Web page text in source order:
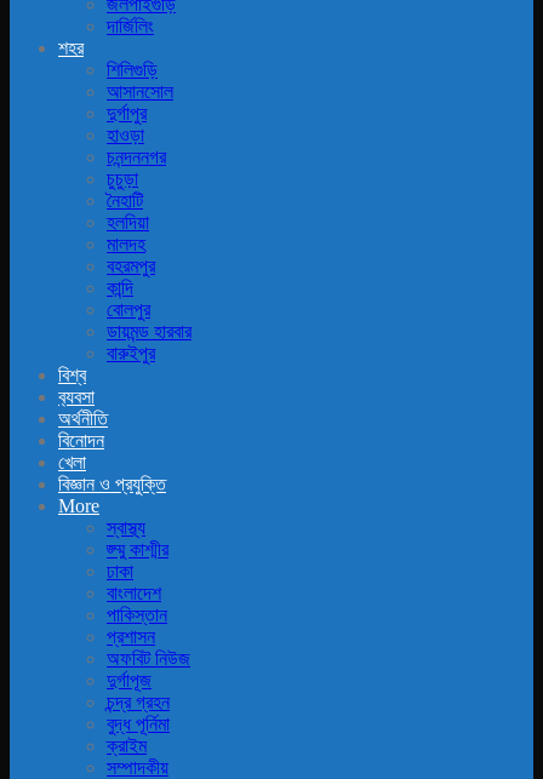
জলপাইগুড়ি
দার্জিলিং
শহর
শিলিগুড়ি
আসানসোল
দুর্গাপুর
হাওড়া
চনন্দননগর
চুচুড়া
নৈহাটি
হলদিয়া
মালদহ
বহরমপুর
কান্দি
বোলপুর
ডায়মন্ড হারবার
বারুইপুর
বিশ্ব
ব‍্যবসা
অর্থনীতি
বিনোদন
খেলা
বিজ্ঞান ও প্রযুক্তি
More
স্বাস্থ্য
জ্ম্মু কাশ্মীর
ঢাকা
বাংলাদেশ
পাকিস্তান
প্রশাসন
অফবিট নিউজ
দুর্গাপূজ
চন্দ্র গ্রহন
বুদ্ধ পূর্নিমা
ক্রাইম
সম্পাদকীয়